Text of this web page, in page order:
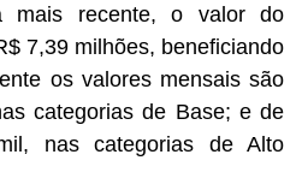
mais recente, o valor do
7,39 milhões, beneficiando
os valores mensais são
categorias de Base; e de
nas categorias de Alto